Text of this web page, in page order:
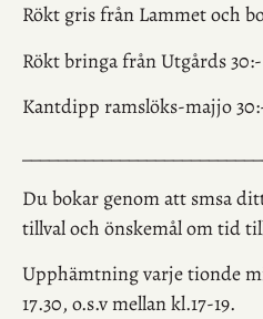
Rökt gris från Lammet och
Rökt bringa från Utgårds 30:-
Kantdipp ramslöks-majjo
Du bokar genom att smsa
tillval och önskemål om tid
Upphämtning varje tionde
17.30, o.s.v mellan kl.17-19.